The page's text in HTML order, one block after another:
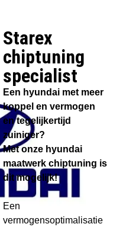
Starex
chiptuning
specialist​
Een hyundai met meer
koppel en vermogen
en tegelijkertijd
zuiniger?
Met onze hyundai
maatwerk chiptuning is
dit mogelijk!
Een
vermogensoptimalisatie